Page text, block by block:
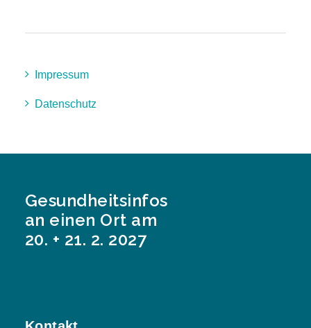
Impressum
Datenschutz
Gesundheitsinfos
an einen Ort am
20. + 21. 2. 2027